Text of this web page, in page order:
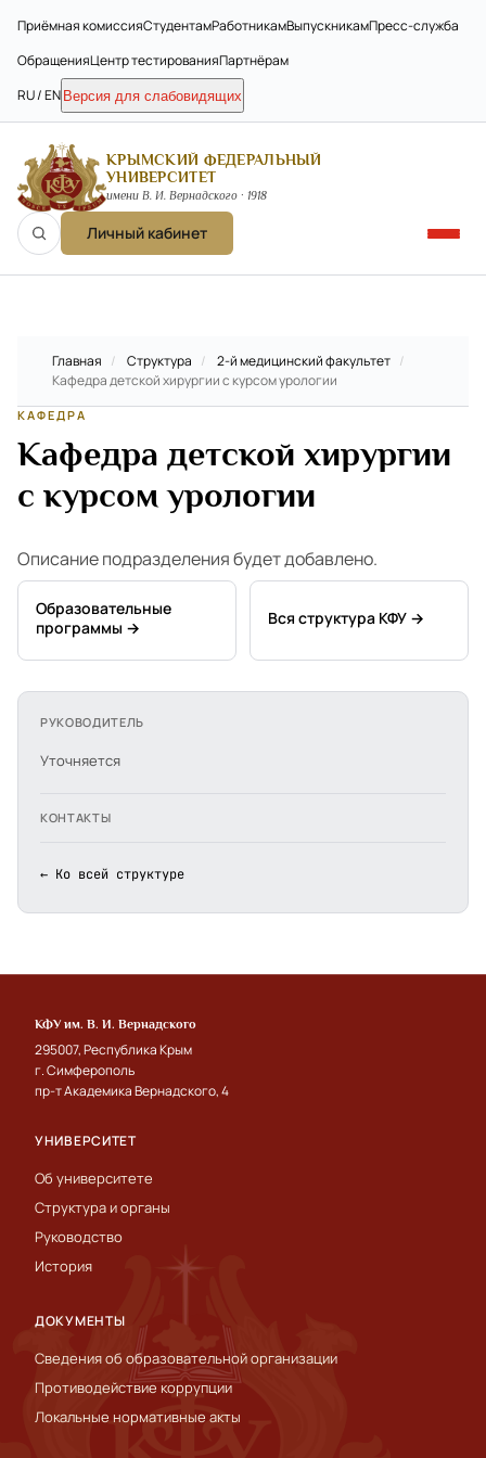
Приёмная комиссияСтудентамРаботникамВыпускникамПресс-служба
ОбращенияЦентр тестированияПартнёрам
RU / EN Версия для слабовидящих
КРЫМСКИЙ ФЕДЕРАЛЬНЫЙ
УНИВЕРСИТЕТ
имени В. И. Вернадского · 1918
Личный кабинет
Главная / Структура / 2-й медицинский факультет /
Кафедра детской хирургии с курсом урологии
КАФЕДРА
Кафедра детской хирургии
с курсом урологии
Описание подразделения будет добавлено.
Образовательные
программы →
Вся структура КФУ →
РУКОВОДИТЕЛЬ
Уточняется
КОНТАКТЫ
← Ко всей структуре
КФУ им. В. И. Вернадского
295007, Республика Крым
г. Симферополь
пр-т Академика Вернадского, 4
УНИВЕРСИТЕТ
Об университете
Структура и органы
Руководство
История
ДОКУМЕНТЫ
Сведения об образовательной организации
Противодействие коррупции
Локальные нормативные акты